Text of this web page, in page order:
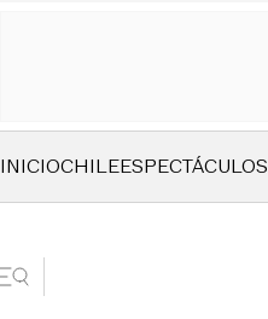
INICIOCHILEESPECTÁCULOS